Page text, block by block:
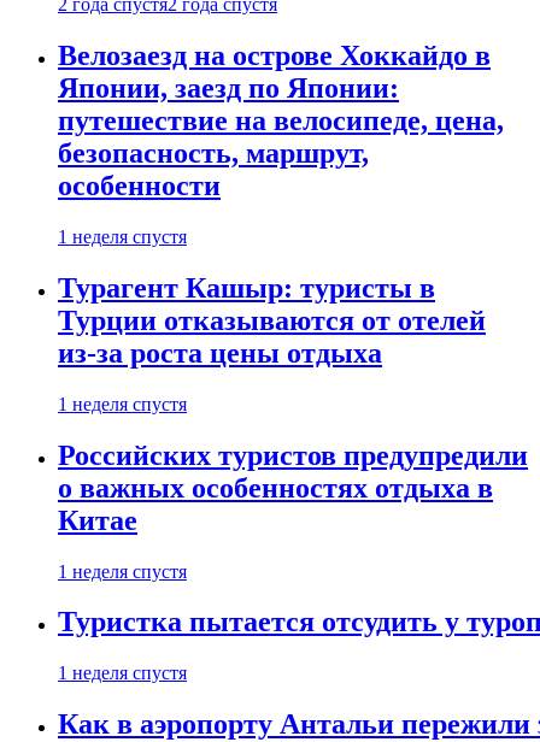
2 года спустя2 года спустя
Велозаезд на острове Хоккайдо в
Японии, заезд по Японии:
путешествие на велосипеде, цена,
безопасность, маршрут,
особенности
1 неделя спустя
Турагент Кашыр: туристы в
Турции отказываются от отелей
из-за роста цены отдыха
1 неделя спустя
Российских туристов предупредили
о важных особенностях отдыха в
Китае
1 неделя спустя
Туристка пытается отсудить у
1 неделя спустя
Как в аэропорту Антальи